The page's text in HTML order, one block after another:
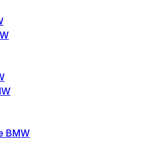
BMW